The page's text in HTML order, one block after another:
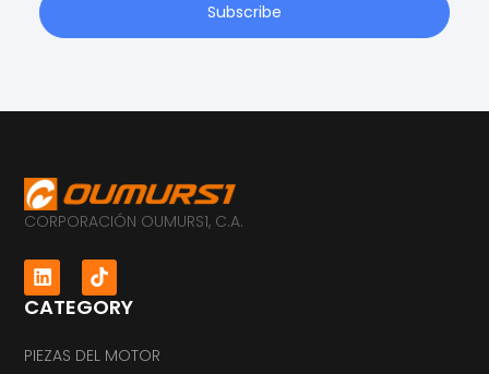
Subscribe
CORPORACIÓN OUMURS1, C.A.
CATEGORY
PIEZAS DEL MOTOR